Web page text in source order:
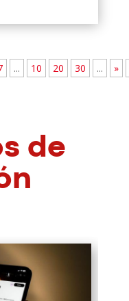
... 10 20 30 ...
»
de